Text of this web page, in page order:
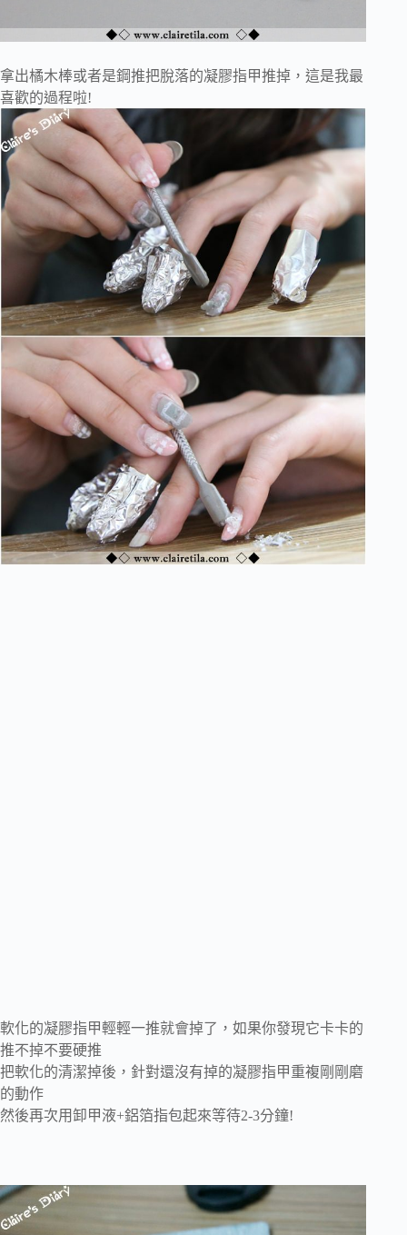
拿出橘木棒或者是鋼推把脫落的凝膠指甲推掉，這是我最
喜歡的過程啦!
軟化的凝膠指甲輕輕一推就會掉了，如果你發現它卡卡的
推不掉不要硬推
把軟化的清潔掉後，針對還沒有掉的凝膠指甲重複剛剛磨
的動作
然後再次用卸甲液+鋁箔指包起來等待2-3分鐘!